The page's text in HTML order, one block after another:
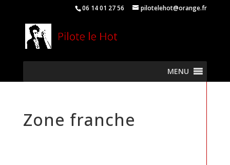
06 14 01 27 56 pilotelehot@orange.fr
MENU
Zone franche